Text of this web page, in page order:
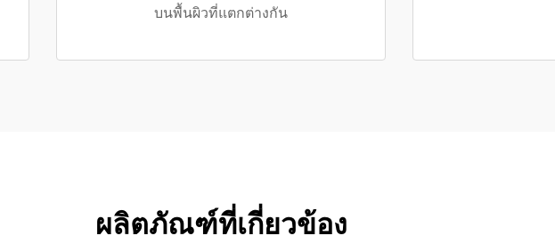
บนพื้นผิวที่แตกต่างกัน
ผลิตภัณฑ์ที่เกี่ยวข้อง